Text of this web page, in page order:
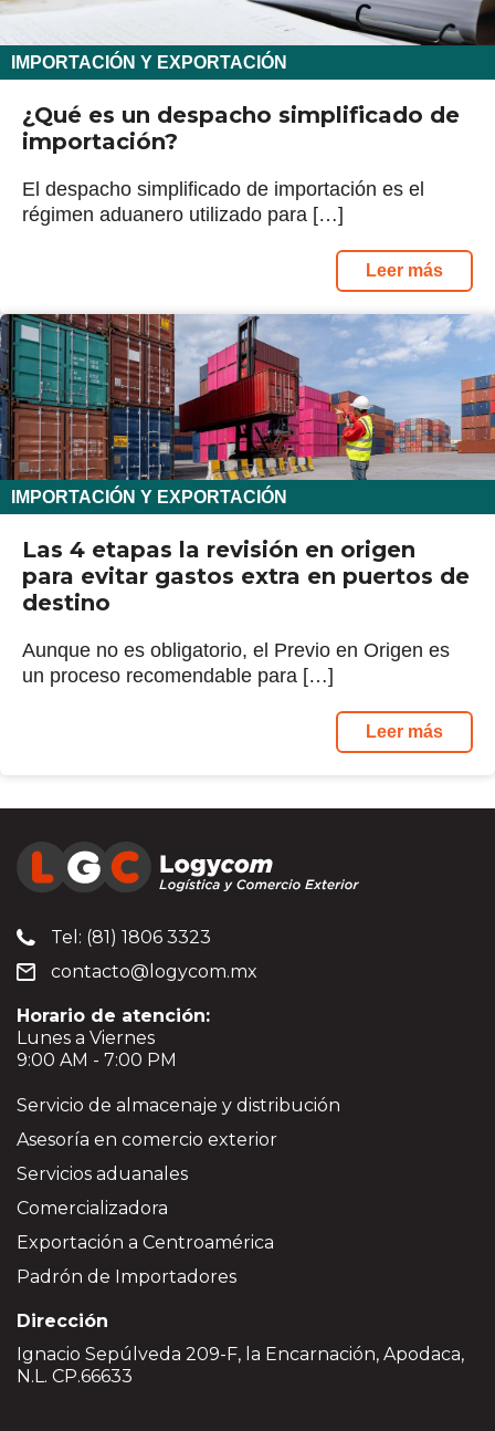
IMPORTACIÓN Y EXPORTACIÓN
¿Qué es un despacho simplificado de
importación?
El despacho simplificado de importación es el
régimen aduanero utilizado para […]
Leer más
IMPORTACIÓN Y EXPORTACIÓN
Las 4 etapas la revisión en origen
para evitar gastos extra en puertos de
destino
Aunque no es obligatorio, el Previo en Origen es
un proceso recomendable para […]
Leer más
Tel: (81) 1806 3323
contacto@logycom.mx
Horario de atención:
Lunes a Viernes
9:00 AM - 7:00 PM
Servicio de almacenaje y distribución
Asesoría en comercio exterior
Servicios aduanales
Comercializadora
Exportación a Centroamérica
Padrón de Importadores
Dirección
Ignacio Sepúlveda 209-F, la Encarnación, Apodaca,
N.L. CP.66633